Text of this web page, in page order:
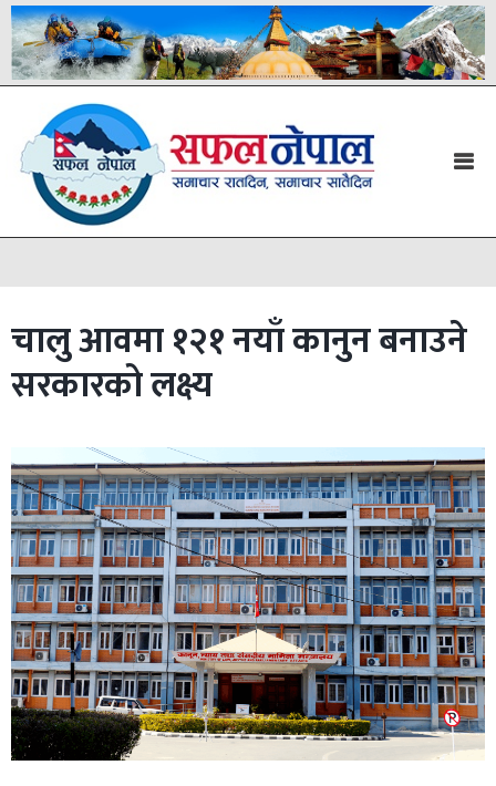
चालु आवमा १२१ नयाँ कानुन बनाउने
सरकारको लक्ष्य